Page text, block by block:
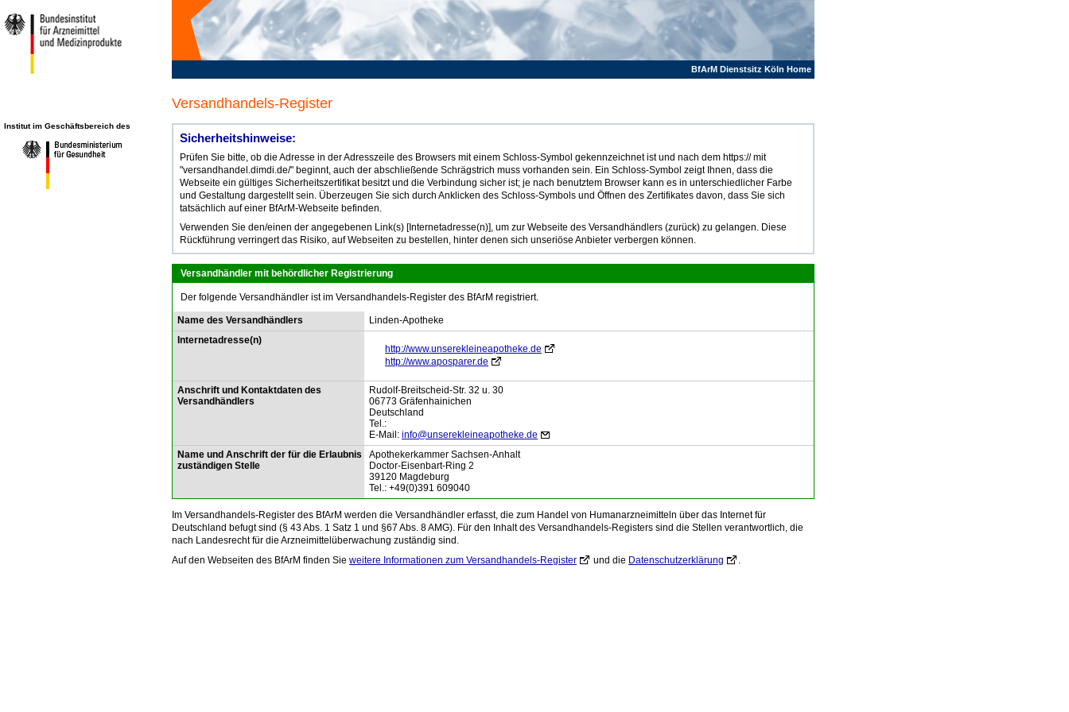
BfArM Dienstsitz Köln Home
Institut im Geschäftsbereich des
Versandhandels-Register
Sicherheitshinweise:
Prüfen Sie bitte, ob die Adresse in der Adresszeile des Browsers mit einem Schloss-Symbol gekennzeichnet ist und nach dem https:// mit
"versandhandel.dimdi.de/" beginnt, auch der abschließende Schrägstrich muss vorhanden sein. Ein Schloss-Symbol zeigt Ihnen, dass die
Webseite ein gültiges Sicherheitszertifikat besitzt und die Verbindung sicher ist; je nach benutztem Browser kann es in unterschiedlicher Farbe
und Gestaltung dargestellt sein. Überzeugen Sie sich durch Anklicken des Schloss-Symbols und Öffnen des Zertifikates davon, dass Sie sich
tatsächlich auf einer BfArM-Webseite befinden.
Verwenden Sie den/einen der angegebenen Link(s) [Internetadresse(n)], um zur Webseite des Versandhändlers (zurück) zu gelangen. Diese
Rückführung verringert das Risiko, auf Webseiten zu bestellen, hinter denen sich unseriöse Anbieter verbergen können.
Versandhändler mit behördlicher Registrierung
Der folgende Versandhändler ist im Versandhandels-Register des BfArM registriert.
Name des Versandhändlers
Linden-Apotheke
Internetadresse(n)
http://www.unserekleineapotheke.de
http://www.aposparer.de
Anschrift und Kontaktdaten des
Versandhändlers
Rudolf-Breitscheid-Str. 32 u. 30
06773 Gräfenhainichen
Deutschland
Tel.:
E-Mail: info@unserekleineapotheke.de
Name und Anschrift der für die Erlaubnis
zuständigen Stelle
Apothekerkammer Sachsen-Anhalt
Doctor-Eisenbart-Ring 2
39120 Magdeburg
Tel.: +49(0)391 609040
Im Versandhandels-Register des BfArM werden die Versandhändler erfasst, die zum Handel von Humanarzneimitteln über das Internet für
Deutschland befugt sind (§ 43 Abs. 1 Satz 1 und §67 Abs. 8 AMG). Für den Inhalt des Versandhandels-Registers sind die Stellen verantwortlich, die
nach Landesrecht für die Arzneimittelüberwachung zuständig sind.
Auf den Webseiten des BfArM finden Sie weitere Informationen zum Versandhandels-Register und die Datenschutzerklärung .